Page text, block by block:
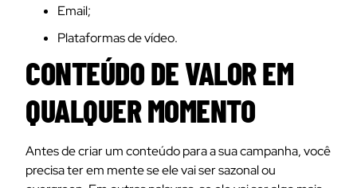
Email;
Plataformas de vídeo.
CONTEÚDO DE VALOR EM
QUALQUER MOMENTO
Antes de criar um conteúdo para a sua campanha, você
precisa ter em mente se ele vai ser sazonal ou